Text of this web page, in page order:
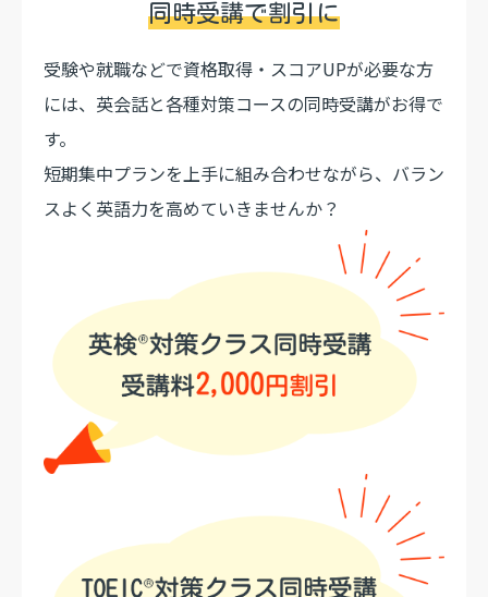
同時受講で割引に
受験や就職などで資格取得・スコアUPが必要な方
には、 英会話と各種対策コースの同時受講がお得で
す。
短期集中プランを上手に組み合わせながら、バラン
スよく英語力を高めていきませんか？